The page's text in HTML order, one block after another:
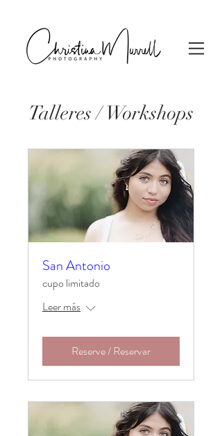
Talleres / Workshops
San Antonio
cupo limitado
Leer más
Reserve / Reservar